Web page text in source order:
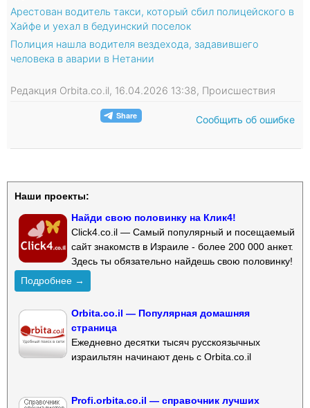
Арестован водитель такси, который сбил полицейского в
Хайфе и уехал в бедуинский поселок
Полиция нашла водителя вездехода, задавившего
человека в аварии в Нетании
Редакция Orbita.co.il, 16.04.2026 13:38, Происшествия
Сообщить об ошибке
Наши проекты:
Найди свою половинку на Клик4!
Click4.co.il — Самый популярный и посещаемый
сайт знакомств в Израиле - более 200 000 анкет.
Здесь ты обязательно найдешь свою половинку!
Подробнее →
Orbita.co.il — Популярная домашняя
страница
Ежедневно десятки тысяч русскоязычных
израильтян начинают день с Orbita.co.il
Profi.orbita.co.il — справочник лучших